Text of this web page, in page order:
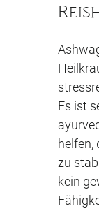
Es ist
helfen,
zu
kein